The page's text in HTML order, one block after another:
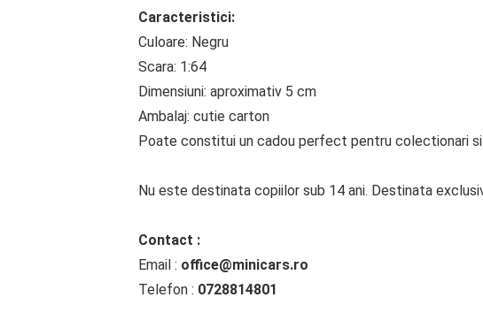
Caracteristici:
Culoare: Negru
Scara: 1:64
Dimensiuni: aproximativ 5 cm
Ambalaj: cutie carton
Poate constitui un cadou perfect pentru colectionari si
Nu este destinata copiilor sub 14 ani. Destinata
Contact :
Email : office@minicars.ro
Telefon : 0728814801